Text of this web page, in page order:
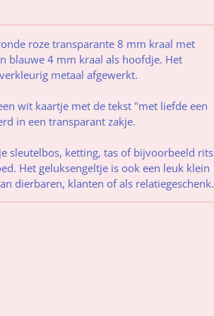
roze transparante 8 mm kraal met
blauwe 4 mm kraal als hoofdje. Het
metaal afgewerkt.
wit kaartje met de tekst "met liefde een
in een transparant zakje.
sleutelbos, ketting, tas of bijvoorbeeld rits
Het geluksengeltje is ook een leuk klein
dierbaren, klanten of als relatiegeschenk.